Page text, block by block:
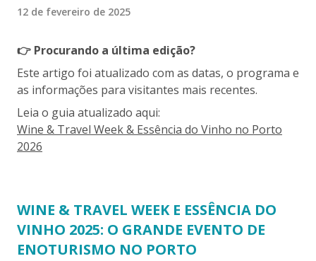
12 de fevereiro de 2025
👉 Procurando a última edição?
Este artigo foi atualizado com as datas, o programa e
as informações para visitantes mais recentes.
Leia o guia atualizado aqui:
Wine & Travel Week & Essência do Vinho no Porto
2026
WINE & TRAVEL WEEK E ESSÊNCIA DO
VINHO 2025: O GRANDE EVENTO DE
ENOTURISMO NO PORTO